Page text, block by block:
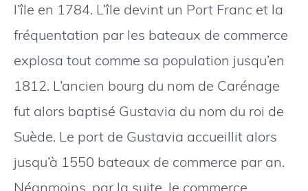
l’île en 1784. L’île devint un Port Franc et la
fréquentation par les bateaux de commerce
explosa tout comme sa population jusqu’en
1812. L’ancien bourg du nom de Carénage
fut alors baptisé Gustavia du nom du roi de
Suède. Le port de Gustavia accueillit alors
jusqu’à 1550 bateaux de commerce par an.
Néanmoins, par la suite, le commerce